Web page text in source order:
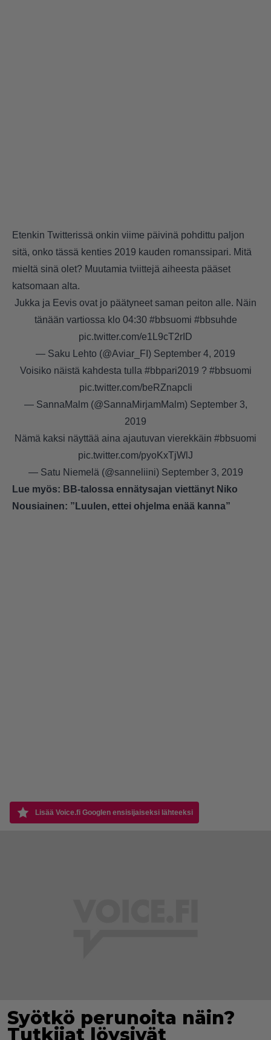
Etenkin Twitterissä onkin viime päivinä pohdittu paljon
sitä, onko tässä kenties 2019 kauden romanssipari. Mitä
mieltä sinä olet? Muutamia tviittejä aiheesta pääset
katsomaan alta.
Jukka ja Eevis ovat jo päätyneet saman peiton alle. Näin
tänään vartiossa klo 04:30 #bbsuomi #bbsuhde
pic.twitter.com/e1L9cT2rID
— Saku Lehto (@Aviar_FI) September 4, 2019
Voisiko näistä kahdesta tulla #bbpari2019 ? #bbsuomi
pic.twitter.com/beRZnapcIi
— SannaMalm (@SannaMirjamMalm) September 3,
2019
Nämä kaksi näyttää aina ajautuvan vierekkäin #bbsuomi
pic.twitter.com/pyoKxTjWlJ
— Satu Niemelä (@sanneliini) September 3, 2019
Lue myös: BB-talossa ennätysajan viettänyt Niko
Nousiainen: ”Luulen, ettei ohjelma enää kanna”
Lisää Voice.fi Googlen ensisijaiseksi lähteeksi
Syötkö perunoita näin?
Tutkijat löysivät